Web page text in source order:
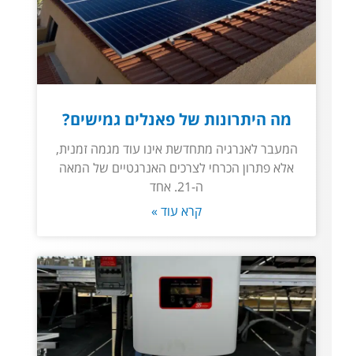
מה היתרונות של פאנלים גמישים?
המעבר לאנרגיה מתחדשת אינו עוד מגמה זמנית,
אלא פתרון הכרחי לצרכים האנרגטיים של המאה
ה-21. אחד
קרא עוד »